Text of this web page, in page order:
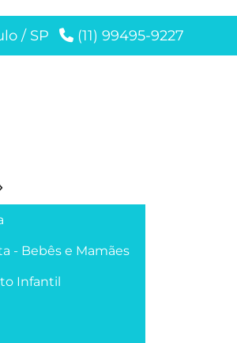
/ SP (11) 99495-9227
- Bebês e Mamães
Infantil